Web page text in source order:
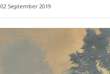
02 September 2019